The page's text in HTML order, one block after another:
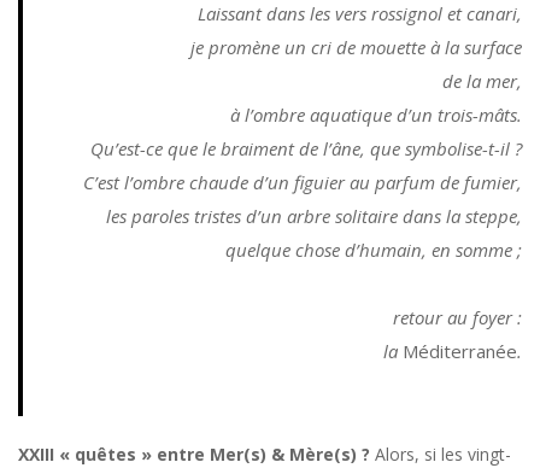
Laissant dans les vers rossignol et canari,
je promène un cri de mouette à la surface
de la mer,
à l’ombre aquatique d’un trois-mâts.
Qu’est-ce que le braiment de l’âne, que symbolise-t-il ?
C’est l’ombre chaude d’un figuier au parfum de fumier,
les paroles tristes d’un arbre solitaire dans la steppe,
quelque chose d’humain, en somme ;
retour au foyer :
la Méditerranée.
XXIII « quêtes » entre Mer(s) & Mère(s) ? Alors, si les vingt-